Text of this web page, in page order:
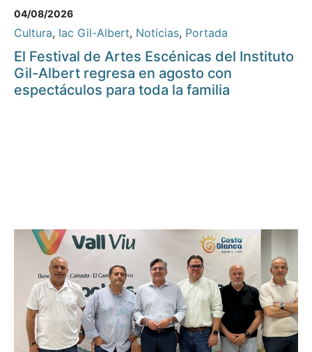
04/08/2026
Cultura, Iac Gil-Albert, Noticias, Portada
El Festival de Artes Escénicas del Instituto
Gil-Albert regresa en agosto con
espectáculos para toda la familia